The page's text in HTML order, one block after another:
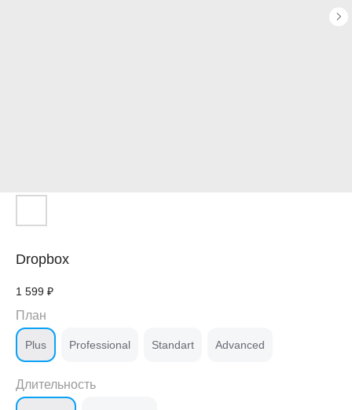
Dropbox
1 599 ₽
План
Plus Professional Standart Advanced
Длительность